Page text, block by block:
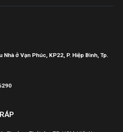
ở Vạn Phúc, KP22, P. Hiệp Bình, Tp.